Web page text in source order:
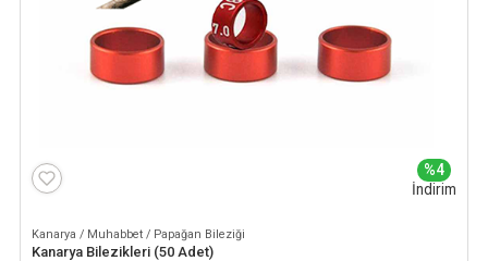
%4
İndirim
Kanarya / Muhabbet / Papağan Bileziği
Kanarya Bilezikleri (50 Adet)